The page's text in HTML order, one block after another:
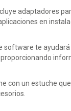
adaptadores
en
software te
con un estuche